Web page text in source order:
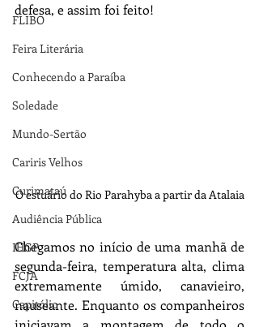
FLIBO
Feira Literária
Conhecendo a Paraíba
Soledade
Mundo-Sertão
Cariris Velhos
Curimataú
Audiência Pública
IHGP
FCJA
Capitólio
defesa, e assim foi feito!
O estuário do Rio Parahyba a partir da Atalaia
Chegamos no início de uma manhã de
segunda-feira, temperatura alta, clima
extremamente úmido, canavieiro,
nauseante. Enquanto os companheiros